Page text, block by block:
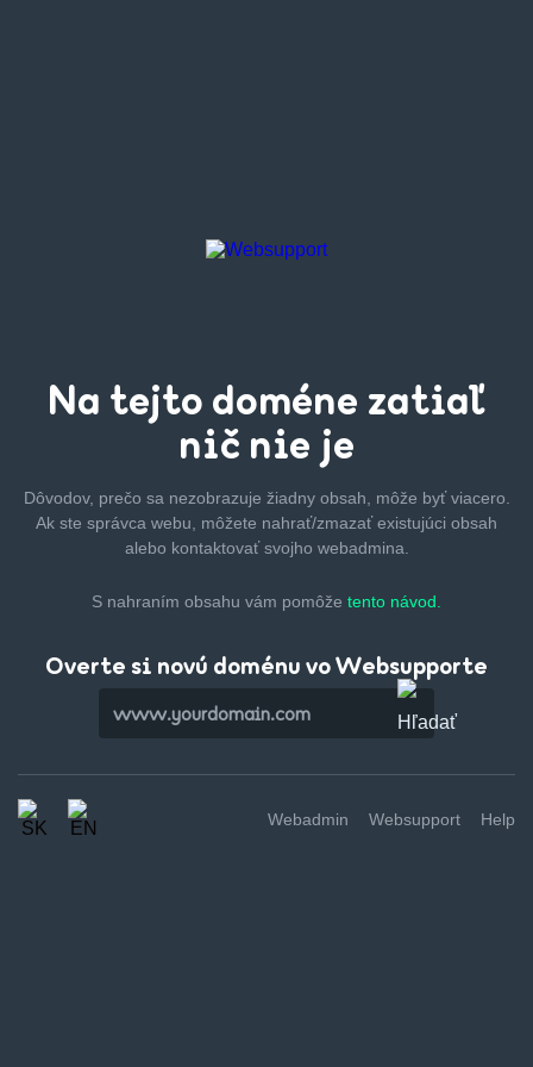
Na tejto doméne zatiaľ
nič nie je
Dôvodov, prečo sa nezobrazuje žiadny obsah, môže byťviacero.
Ak ste správca webu, môžete nahrať/zmazaťexistujúci obsah
alebo kontaktovať svojho webadmina.
S nahraním obsahu vám pomôže tento návod.
Overte si novú doménu vo Websupporte
Webadmin Websupport Help